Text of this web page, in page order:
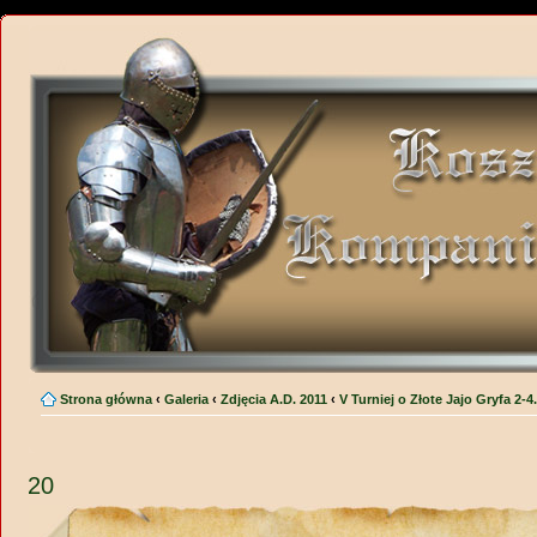
Strona główna ‹ Galeria ‹ Zdjęcia A.D. 2011 ‹ V Turniej o Złote Jajo Gryfa 2-
20